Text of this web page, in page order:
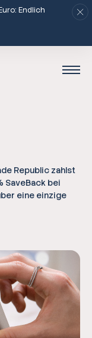
Endlich
Republic zahlst
SaveBack bei
eine einzige